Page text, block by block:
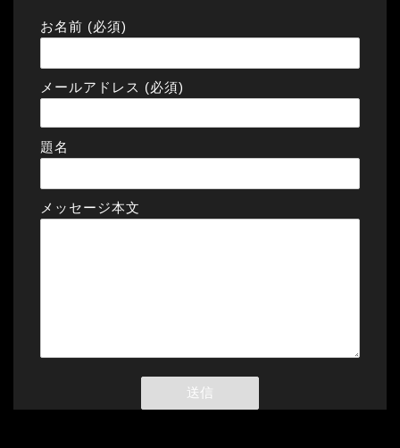
お名前 (必須)
メールアドレス (必須)
題名
メッセージ本文